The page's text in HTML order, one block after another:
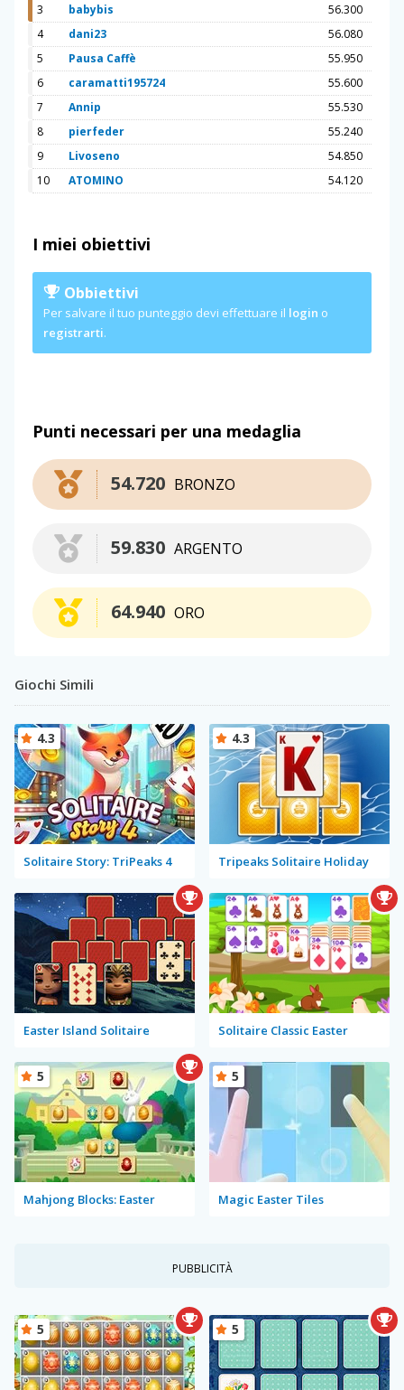
3
babybis
56.300
4
dani23
56.080
5
Pausa Caffè
55.950
6
caramatti195724
55.600
7
Annip
55.530
8
pierfeder
55.240
9
Livoseno
54.850
10
ATOMINO 54.120
I miei obiettivi
Obbiettivi
Per salvare il tuo punteggio devi effettuare il login o
registrarti.
Punti necessari per una medaglia
BRONZO
54.720
ARGENTO
59.830
ORO
64.940
Giochi Simili
Solitaire Story: TriPeaks 4
4.3
Tripeaks Solitaire Holiday
4.3
Easter Island Solitaire Solitaire Classic Easter
Mahjong Blocks: Easter
5
Magic Easter Tiles
5
PUBBLICITÀ
5 5